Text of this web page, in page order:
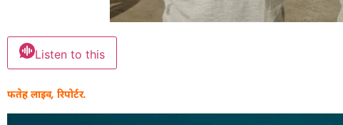
Listen to this
फतेह लाइव, रिपोर्टर.